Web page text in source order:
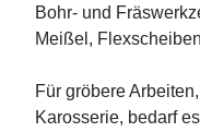
Bohr- und
Meißel,
Für gröbere
Karosserie, bedarf